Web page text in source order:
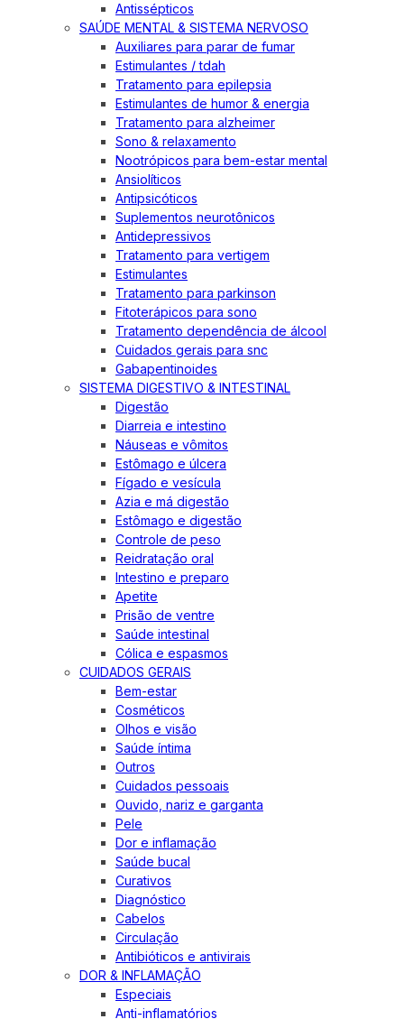
Antissépticos
SAÚDE MENTAL & SISTEMA NERVOSO
Auxiliares para parar de fumar
Estimulantes / tdah
Tratamento para epilepsia
Estimulantes de humor & energia
Tratamento para alzheimer
Sono & relaxamento
Nootrópicos para bem-estar mental
Ansiolíticos
Antipsicóticos
Suplementos neurotônicos
Antidepressivos
Tratamento para vertigem
Estimulantes
Tratamento para parkinson
Fitoterápicos para sono
Tratamento dependência de álcool
Cuidados gerais para snc
Gabapentinoides
SISTEMA DIGESTIVO & INTESTINAL
Digestão
Diarreia e intestino
Náuseas e vômitos
Estômago e úlcera
Fígado e vesícula
Azia e má digestão
Estômago e digestão
Controle de peso
Reidratação oral
Intestino e preparo
Apetite
Prisão de ventre
Saúde intestinal
Cólica e espasmos
CUIDADOS GERAIS
Bem-estar
Cosméticos
Olhos e visão
Saúde íntima
Outros
Cuidados pessoais
Ouvido, nariz e garganta
Pele
Dor e inflamação
Saúde bucal
Curativos
Diagnóstico
Cabelos
Circulação
Antibióticos e antivirais
DOR & INFLAMAÇÃO
Especiais
Anti-inflamatórios